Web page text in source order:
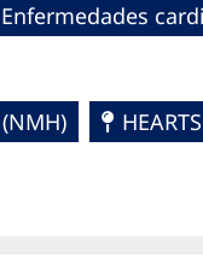
Enfermedades